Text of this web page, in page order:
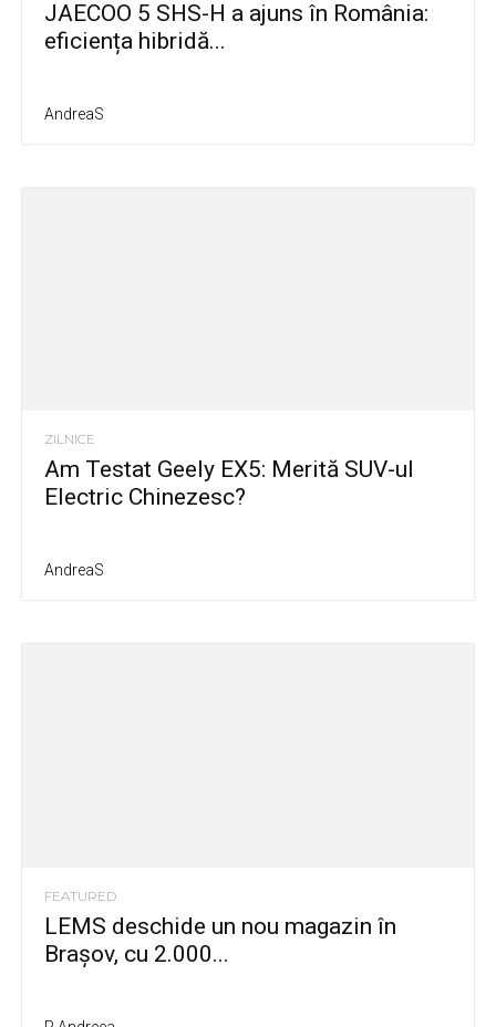
JAECOO 5 SHS-H a ajuns în România:
eficiența hibridă...
AndreaS
ZILNICE
Am Testat Geely EX5: Merită SUV-ul
Electric Chinezesc?
AndreaS
FEATURED
LEMS deschide un nou magazin în
Brașov, cu 2.000...